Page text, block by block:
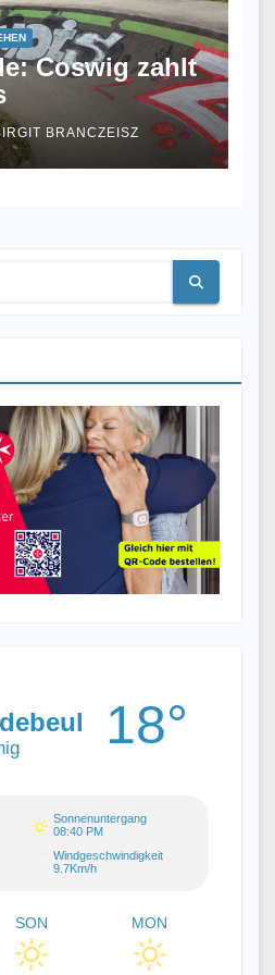
Coswig zahlt
BRANCZEISZ
18°
Sonnenuntergang
08:40 PM
Windgeschwindigkeit
9.7Km/h
SON MON